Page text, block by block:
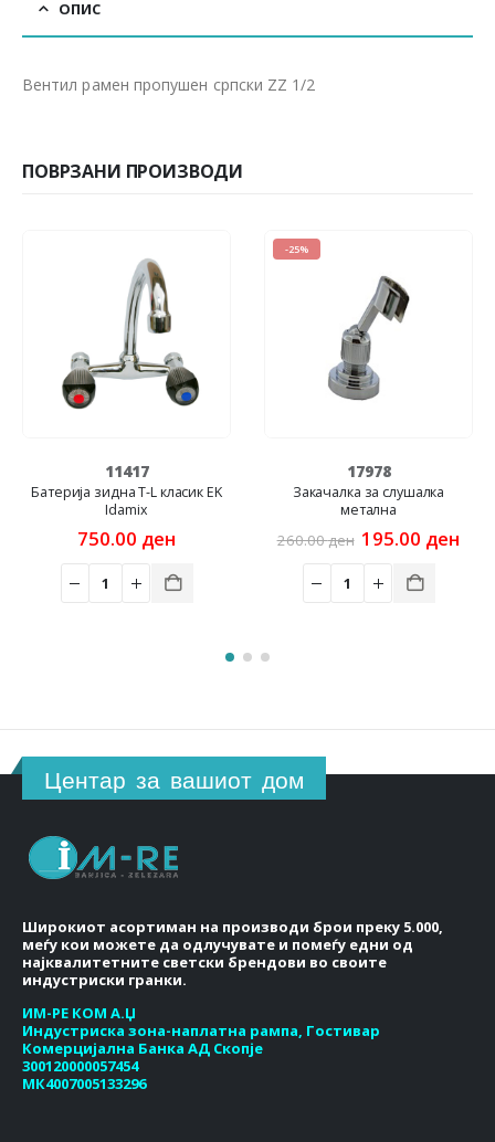
ОПИС
Вентил рамен пропушен српски ZZ 1/2
ПОВРЗАНИ ПРОИЗВОДИ
11417
Батерија зидна T-L класик EK
Idamix
750.00 ден
-25%
17978
Закачалка за слушалка
метална
260.00ден Original
was:
260.00 ден.
195.00 ден
Центар за вашиот дом
Широкиот асортиман на производи брои преку 5.000,
меѓу кои можете да одлучувате и помеѓу едни од
најквалитетните светски брендови во своите
индустриски гранки.
ИМ-РЕ КОМ А.Џ
Индустриска зона-наплатна рампа, Гостивар
Комерцијална Банка АД Скопје
300120000057454
МК4007005133296